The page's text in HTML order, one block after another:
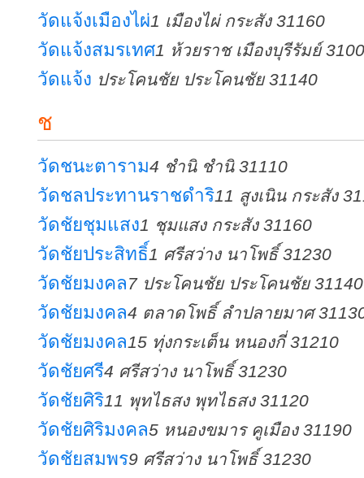
วัดแจ้งเมืองไผ่1 เมืองไผ่ กระสัง 31160
วัดแจ้งสมรเทศ1 ห้วยราช เมืองบุรีรัมย์
วัดแจ้ง ประโคนชัย ประโคนชัย 31140
ช
วัดชนะตาราม4 ชำนิ ชำนิ 31110
วัดชลประทานราชดำริ11 สูงเนิน กระสัง
วัดชัยชุมแสง1 ชุมแสง กระสัง 31160
วัดชัยประสิทธิ์1 ศรีสว่าง นาโพธิ์ 31230
วัดชัยมงคล7 ประโคนชัย ประโคนชัย 31140
วัดชัยมงคล4 ตลาดโพธิ์ ลำปลายมาศ
วัดชัยมงคล15 ทุ่งกระเต็น หนองกี่ 31210
วัดชัยศรี4 ศรีสว่าง นาโพธิ์ 31230
วัดชัยศิริ11 พุทไธสง พุทไธสง 31120
วัดชัยศิริมงคล5 หนองขมาร คูเมือง 31190
วัดชัยสมพร9 ศรีสว่าง นาโพธิ์ 31230